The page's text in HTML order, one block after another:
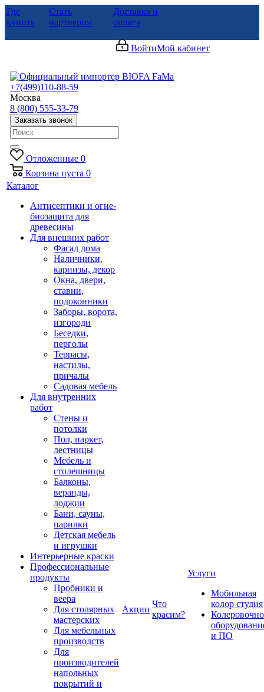
Где
купить
Стать
партнером
Доставка и
оплата
ВойтиМой кабинет
+7(499)110-88-59
Москва
8 (800) 555-33-79
Заказать звонок
Отложенные 0
Корзина пуста 0
Каталог
Антисептики и огне-
биозащита для
древесины
Для внешних работ
Фасад дома
Наличники,
карнизы, декор
Окна, двери,
ставни,
подоконники
Заборы, ворота,
изгороди
Беседки,
перголы
Террасы,
настилы,
причалы
Садовая мебель
Для внутренних
работ
Стены и
потолки
Пол, паркет,
лестницы
Мебель и
столешницы
Балконы,
веранды,
лоджии
Бани, сауны,
парилки
Детская мебель
и игрушки
Интерьерные краски
Профессиональные
продукты
Пробники и
веера
Для столярных
мастерских
Для мебельных
производств
Для
производителей
напольных
покрытий и
Акции
Что
красим?
Услуги
Мобильная
колор студия
и ПО